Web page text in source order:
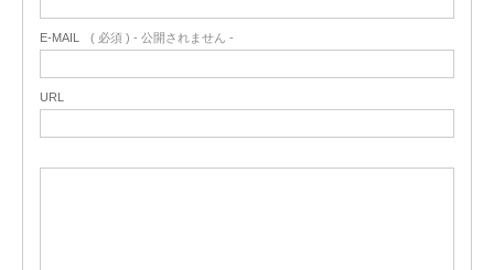
E-MAIL ( 必須 ) - 公開されません -
URL